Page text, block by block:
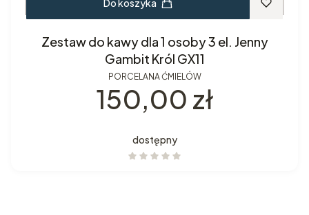
Do koszyka
Zestaw do kawy dla 1 osoby 3 el. Jenny
Gambit Król GX11
PORCELANA ĆMIELÓW
Cena
150,00 zł
dostępny